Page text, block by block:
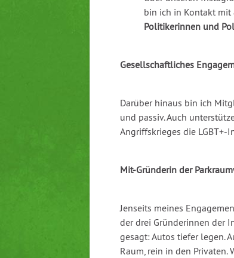
bin ich in Kontakt mit
Politikerinnen und
Gesellschaftliches
Darüber hinaus bin ich
und passiv. Auch
Angriffskrieges die LGBT+-
Mit-Gründerin der
Jenseits meines
der drei Gründerinnen der
gesagt: Autos tiefer legen.
Raum, rein in den Privaten.